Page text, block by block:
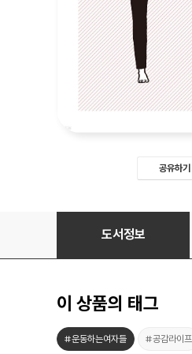
공유하기
여자는 체력도서정보
이 상품의 태그
#운동하는여자들 #공감라이프